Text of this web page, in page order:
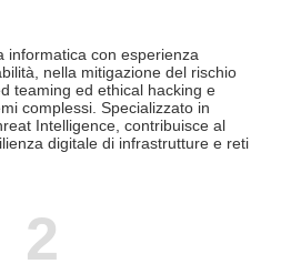
informatica con esperienza
nella mitigazione del rischio
teaming ed ethical hacking e
complessi. Specializzato in
Intelligence, contribuisce al
digitale di infrastrutture e reti
2